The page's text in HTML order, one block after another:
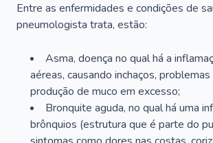
Entre as enfermidades e condições de
pneumologista trata, estão:
Asma, doença no qual há a
aéreas, causando inchaços,
produção de muco em excesso;
Bronquite aguda, no qual há uma
brônquios (estrutura que é parte do